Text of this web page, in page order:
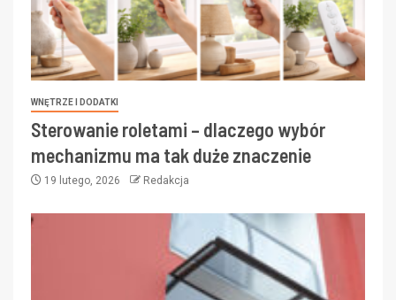
WNĘTRZE I DODATKI
Sterowanie roletami – dlaczego wybór
mechanizmu ma tak duże znaczenie
19 lutego, 2026 Redakcja